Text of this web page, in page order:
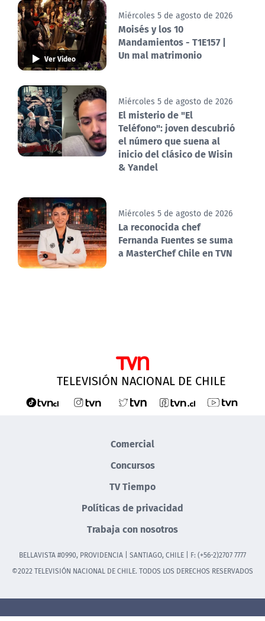
Ver Video
Miércoles 5 de agosto de 2026
Moisés y los 10
Mandamientos - T1E157 |
Un mal matrimonio
Miércoles 5 de agosto de 2026
El misterio de "El
Teléfono": joven descubrió
el número que suena al
inicio del clásico de Wisin
& Yandel
Miércoles 5 de agosto de 2026
La reconocida chef
Fernanda Fuentes se suma
a MasterChef Chile en TVN
TELEVISIÓN NACIONAL DE CHILE
Comercial
Concursos
TV Tiempo
Políticas de privacidad
Trabaja con nosotros
BELLAVISTA #0990, PROVIDENCIA | SANTIAGO, CHILE | F: (+56-2)2707 7777
©2022 TELEVISIÓN NACIONAL DE CHILE. TODOS LOS DERECHOS RESERVADOS